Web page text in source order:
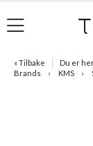
« Tilbake
Du er
Brands
KMS